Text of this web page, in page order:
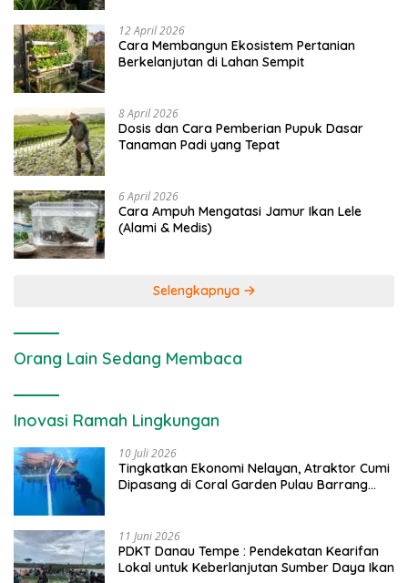
12 April 2026
Cara Membangun Ekosistem Pertanian
Berkelanjutan di Lahan Sempit
8 April 2026
Dosis dan Cara Pemberian Pupuk Dasar
Tanaman Padi yang Tepat
6 April 2026
Cara Ampuh Mengatasi Jamur Ikan Lele
(Alami & Medis)
Selengkapnya
Orang Lain Sedang Membaca
Inovasi Ramah Lingkungan
10 Juli 2026
Tingkatkan Ekonomi Nelayan, Atraktor Cumi
Dipasang di Coral Garden Pulau Barrang
11 Juni 2026
PDKT Danau Tempe : Pendekatan Kearifan
Lokal untuk Keberlanjutan Sumber Daya Ikan